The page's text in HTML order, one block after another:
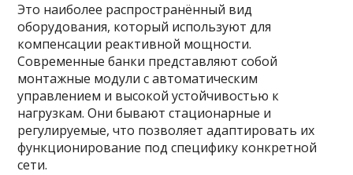
Это наиболее распространённый вид
оборудования, который используют для
компенсации реактивной мощности.
Современные банки представляют собой
монтажные модули с автоматическим
управлением и высокой устойчивостью к
нагрузкам. Они бывают стационарные и
регулируемые, что позволяет адаптировать их
функционирование под специфику конкретной
сети.